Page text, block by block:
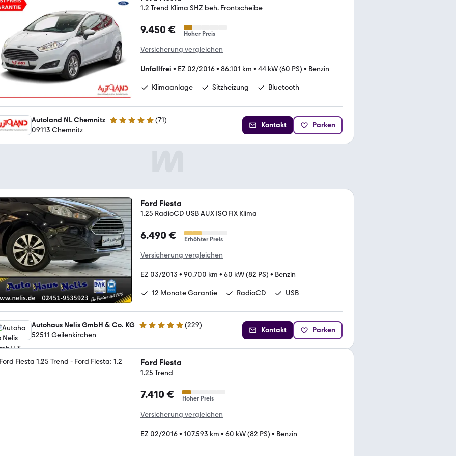
1.2 Trend Klima SHZ beh. Frontscheibe
9.450 € Hoher Preis
Versicherung vergleichen
Unfallfrei • EZ 02/2016• 86.101 km • 44 kW (60 PS) • Benzin
Klimaanlage Sitzheizung Bluetooth
Autoland NL Chemnitz 4.8 Sterne (71)
09113 Chemnitz
Kontakt Parken
Ford Fiesta
1.25 RadioCD USB AUX ISOFIX Klima
6.490 € Erhöhter Preis
Versicherung vergleichen
EZ 03/2013 • 90.700 km • 60 kW (82 PS) • Benzin
12 Monate Garantie RadioCD USB
Autohaus Nelis GmbH & Co. KG 4.9 Sterne (229)
52511 Geilenkirchen
Kontakt Parken
Ford Fiesta
1.25 Trend
7.410 € Hoher Preis
Versicherung vergleichen
EZ 02/2016• 107.593 km • 60 kW (82 PS) • Benzin